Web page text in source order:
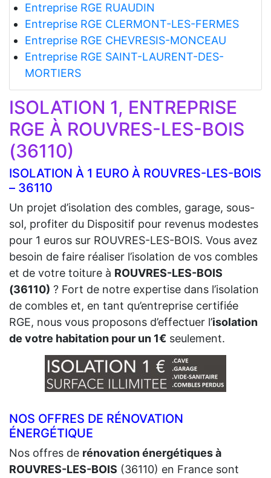
Entreprise RGE RUAUDIN
Entreprise RGE CLERMONT-LES-FERMES
Entreprise RGE CHEVRESIS-MONCEAU
Entreprise RGE SAINT-LAURENT-DES-
MORTIERS
ISOLATION 1, ENTREPRISE
RGE À ROUVRES-LES-BOIS
(36110)
ISOLATION À 1 EURO À ROUVRES-LES-BOIS
– 36110
Un projet d’isolation des combles, garage, sous-
sol, profiter du Dispositif pour revenus modestes
pour 1 euros sur ROUVRES-LES-BOIS. Vous avez
besoin de faire réaliser l’isolation de vos combles
et de votre toiture à ROUVRES-LES-BOIS
(36110) ? Fort de notre expertise dans l’isolation
de combles et, en tant qu’entreprise certifiée
RGE, nous vous proposons d’effectuer l’isolation
de votre habitation pour un 1€ seulement.
NOS OFFRES DE RÉNOVATION
ÉNERGÉTIQUE
Nos offres de rénovation énergétiques à
ROUVRES-LES-BOIS (36110) en France sont